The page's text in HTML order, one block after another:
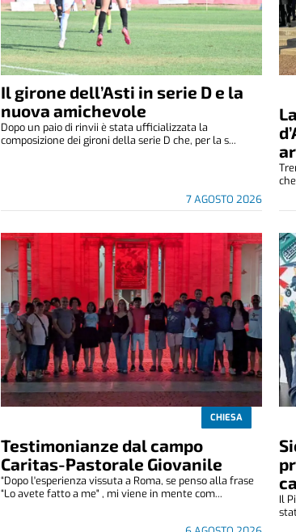
Il girone dell’Asti in serie D e la
nuova amichevole
7 AGOSTO 2026
Dopo un paio di rinvii è stata ufficializzata la
composizione dei gironi della serie D che, per la s...
CHIESA
Testimonianze dal campo
Caritas-Pastorale Giovanile
“Dopo l'esperienza vissuta a Roma, se penso alla frase
“Lo avete fatto a me" , mi viene in mente com...
Il